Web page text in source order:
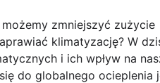
zmniejszyć zużycie
klimatyzację? W
i ich wpływ na
do globalnego